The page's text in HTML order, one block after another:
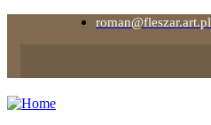
roman@fleszar.art.pl